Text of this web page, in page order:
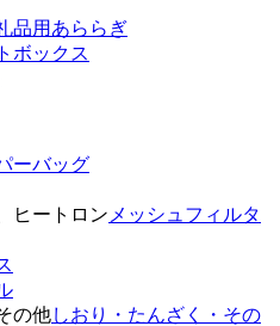
品用あららぎ
ボックス
ーバッグ
メッシュフィルタ
しおり・たんざく・その